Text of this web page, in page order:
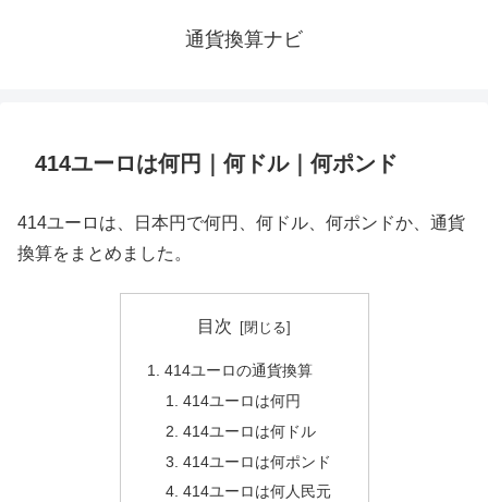
通貨換算ナビ
414ユーロは何円｜何ドル｜何ポンド
414ユーロは、日本円で何円、何ドル、何ポンドか、通貨
換算をまとめました。
目次
414ユーロの通貨換算
414ユーロは何円
414ユーロは何ドル
414ユーロは何ポンド
414ユーロは何人民元